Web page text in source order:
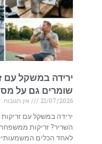
שומרים גם על
21/07/2026
אין תגובות
לאחד הכלים